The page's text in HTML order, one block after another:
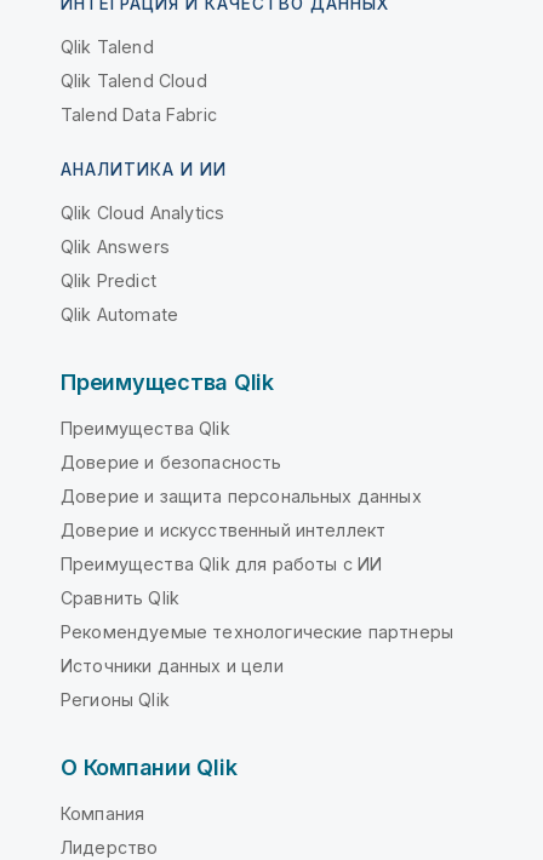
ИНТЕГРАЦИЯ И КАЧЕСТВО ДАННЫХ
Qlik Talend
Qlik Talend Cloud
Talend Data Fabric
АНАЛИТИКА И ИИ
Qlik Cloud Analytics
Qlik Answers
Qlik Predict
Qlik Automate
Преимущества Qlik
Преимущества Qlik
Доверие и безопасность
Доверие и защита персональных данных
Доверие и искусственный интеллект
Преимущества Qlik для работы с ИИ
Сравнить Qlik
Рекомендуемые технологические партнеры
Источники данных и цели
Регионы Qlik
О Компании Qlik
Компания
Лидерство